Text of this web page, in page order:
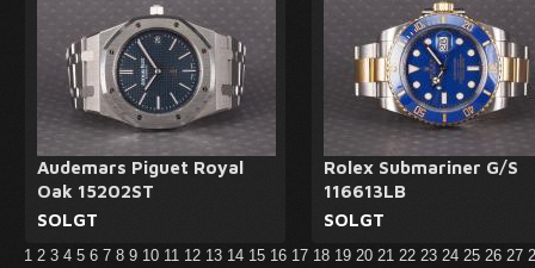
Audemars Piguet Royal
Oak 15202ST
SOLGT
Rolex Submariner G/S
116613LB
SOLGT
1 2 3 4 5 6 7 8 9 10 11 12 13 14 15 16 17 18 19 20 21 22 23 24 25 26 27